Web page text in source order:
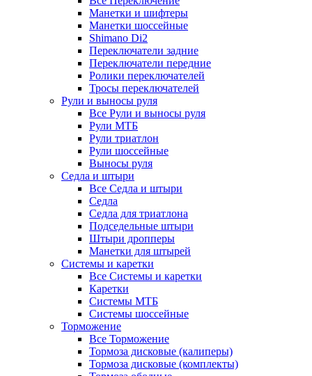
Манетки и шифтеры
Манетки шоссейные
Shimano Di2
Переключатели задние
Переключатели передние
Ролики переключателей
Тросы переключателей
Рули и выносы руля
Все Рули и выносы руля
Рули МТБ
Рули триатлон
Рули шоссейные
Выносы руля
Седла и штыри
Все Седла и штыри
Седла
Седла для триатлона
Подседельные штыри
Штыри дропперы
Манетки для штырей
Системы и каретки
Все Системы и каретки
Каретки
Системы МТБ
Системы шоссейные
Торможение
Все Торможение
Тормоза дисковые (калиперы)
Тормоза дисковые (комплекты)